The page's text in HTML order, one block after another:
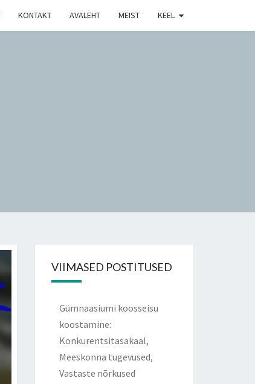
KONTAKT AVALEHT MEIST KEEL
VIIMASED POSTITUSED
Gümnaasiumi koosseisu
koostamine:
Konkurentsitasakaal,
Meeskonna tugevused,
Vastaste nõrkused